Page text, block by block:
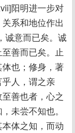
阳明进一步对
系和地位作出
诚意而已矣。诚
善而已矣。止
也；修身，著
人，谓之亲
善也者，心之
未尝不知也。
体之知，而动